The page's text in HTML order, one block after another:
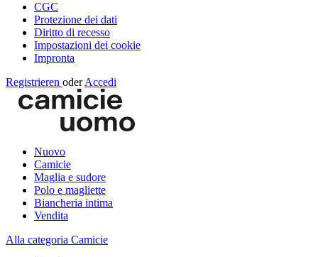
CGC
Protezione dei dati
Diritto di recesso
Impostazioni dei cookie
Impronta
Registrieren oder Accedi
Nuovo
Camicie
Maglia e sudore
Polo e magliette
Biancheria intima
Vendita
Alla categoria Camicie